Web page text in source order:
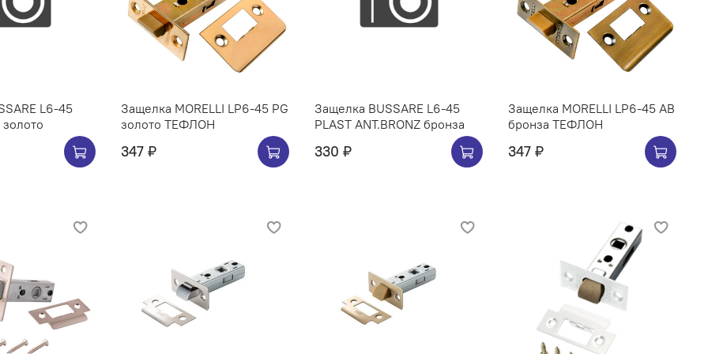
L6-45
золото
Защелка MORELLI LP6-45 PG
золото ТЕФЛОН
347 ₽
Защелка BUSSARE L6-45
PLAST ANT.BRONZ бронза
330 ₽
Защелка MORELLI LP6-45 AB
бронза ТЕФЛОН
347 ₽